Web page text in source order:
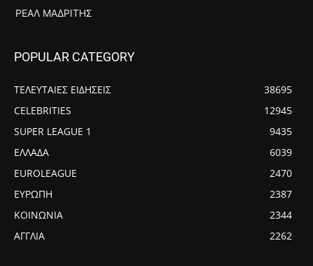
ΡΕΆΛ ΜΑΔΡΊΤΗΣ
POPULAR CATEGORY
ΤΕΛΕΥΤΑΙΕΣ ΕΙΔΗΣΕΙΣ
38695
CELEBRITIES
12945
SUPER LEAGUE 1
9435
ΕΛΛΑΔΑ
6039
EUROLEAGUE
2470
ΕΥΡΩΠΗ
2387
ΚΟΙΝΩΝΙΑ
2344
ΑΓΓΛΙΑ
2262